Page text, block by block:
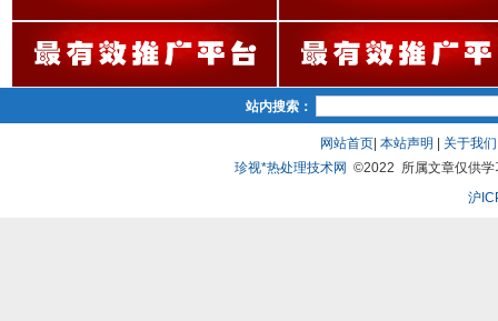
站内搜索：
网站首页| 本站声明 关于我们
珍视*热处理技术网 ©2022 所属文章仅供学
沪